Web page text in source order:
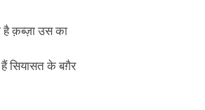
है क़ब्ज़ा उस का
सियासत के बग़ैर